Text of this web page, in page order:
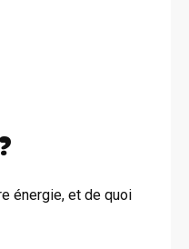
énergie, et de quoi